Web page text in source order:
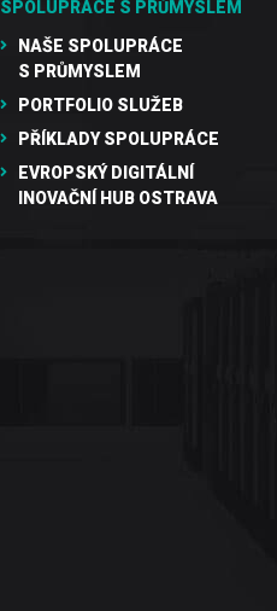
SPOLUPRÁCE S PRŮMYSLEM
NAŠE SPOLUPRÁCE
S PRŮMYSLEM
PORTFOLIO SLUŽEB
PŘÍKLADY SPOLUPRÁCE
EVROPSKÝ DIGITÁLNÍ
INOVAČNÍ HUB OSTRAVA